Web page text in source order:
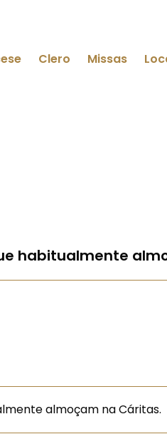
Clero Missas
habitualmente
almoçam na Cáritas.